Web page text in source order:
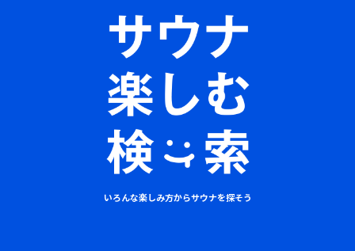
いろんな楽しみ方からサウナを探そう